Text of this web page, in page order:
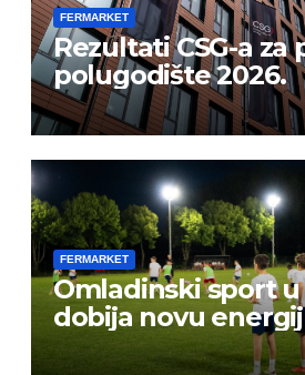
FERMARKET
Rezultati CSG-a za
polugodište 2026.
FERMARKET
Omladinski sport
dobija novu